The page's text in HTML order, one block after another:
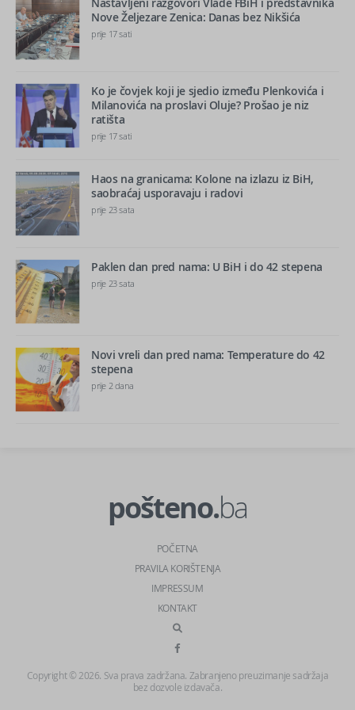
Nove Željezare Zenica: Danas bez Nikšića
prije 17 sati
Ko je čovjek koji je sjedio između Plenkovića i
Milanovića na proslavi Oluje? Prošao je niz
ratišta
prije 17 sati
Haos na granicama: Kolone na izlazu iz BiH,
saobraćaj usporavaju i radovi
prije 23 sata
Paklen dan pred nama: U BiH i do 42 stepena
prije 23 sata
Novi vreli dan pred nama: Temperature do 42
stepena
prije 2 dana
pošteno.ba
POČETNA
PRAVILA KORIŠTENJA
IMPRESSUM
KONTAKT
Copyright © 2026. Sva prava zadržana. Zabranjeno preuzimanje sadržaja
bez dozvole izdavača.